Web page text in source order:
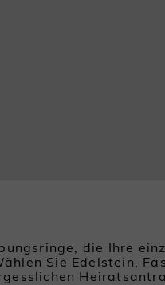
die Ihre
Sie Edelstein,